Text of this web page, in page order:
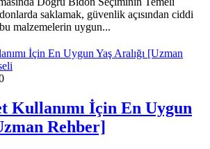
saklamak, güvenlik açısından ciddi
malzemelerin uygun...
Kullanımı İçin En Uygun
Rehber]